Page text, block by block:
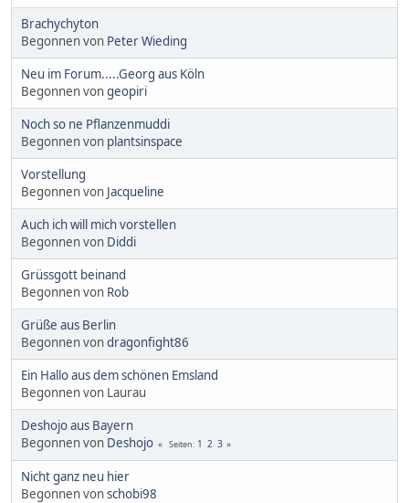
Brachychyton
Begonnen von Peter Wieding
Neu im Forum.....Georg aus Köln
Begonnen vongeopiri
Noch so ne Pflanzenmuddi
Begonnen von plantsinspace
Vorstellung
Begonnen von Jacqueline
Auch ich will mich vorstellen
Begonnen von Diddi
Grüssgott beinand
Begonnen von Rob
Grüße aus Berlin
Begonnen vondragonfight86
Ein Hallo aus dem schönen Emsland
Begonnen von Laurau
Deshojo aus Bayern
Begonnen von Deshojo Seiten 1 2 3
Nicht ganz neu hier
Begonnen vonschobi98